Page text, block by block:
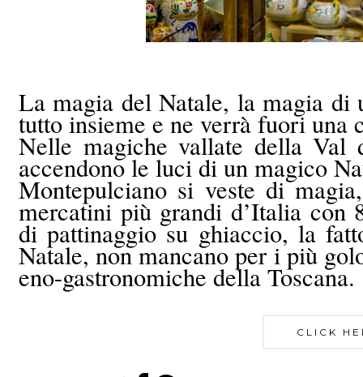
La magia del Natale, la magia di
tutto insieme e ne verrà fuori una
Nelle magiche vallate della Val
accendono le luci di un magico
Montepulciano si veste di
mercatini più grandi d’Italia con
di pattinaggio su ghiaccio, la
Natale, non mancano per i più
eno-gastronomiche della Toscana.
CLICK